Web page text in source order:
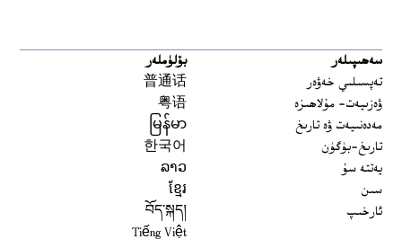
سەھىپىلەر
تەپسىلىي خەۋەر
ۋەزىيەت- مۇلاھىزە
مەدەنىيەت ۋە تارىخ
تارىخ-بۈگۈن
يەتتە سۇ
سىن
ئارخىپ
بۆلۈملەر
普通话
粤语
မြန်မာ
한국어
ລາວ
ខ្មែរ
བོད་སྐད།
Tiếng Việt